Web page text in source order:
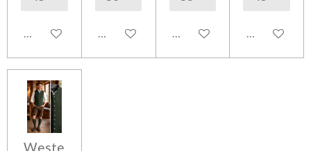
In den WarenkorbIn den WarenkorbIn den WarenkorbIn den
Weste